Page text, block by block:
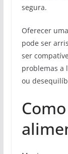
segura.
Oferecer
pode ser
ser
problemas a
ou